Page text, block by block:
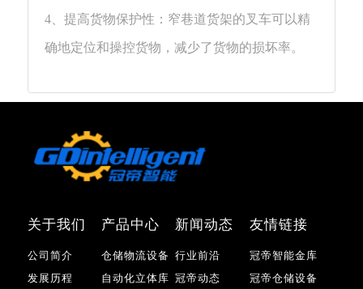
4、提高货物保护性：窄巷道货架的叉车可以精
确地定位和操控货物，减少了货物的损坏率。
关于我们
公司简介
发展历程
产品中心
仓储物流设备
自动化立体库
新闻动态
行业前沿
冠帝动态
友情链接
冠帝智能金库
冠帝仓储设备